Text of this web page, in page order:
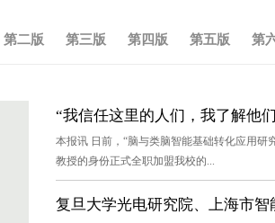
第二版 第三版 第四版 第五版 第
“我信任这里的人们，我了解他
本报讯 日前，“脑与类脑智能基础转化应用研
教授的身份正式全职加盟我校的...
复旦大学光电研究院、上海市